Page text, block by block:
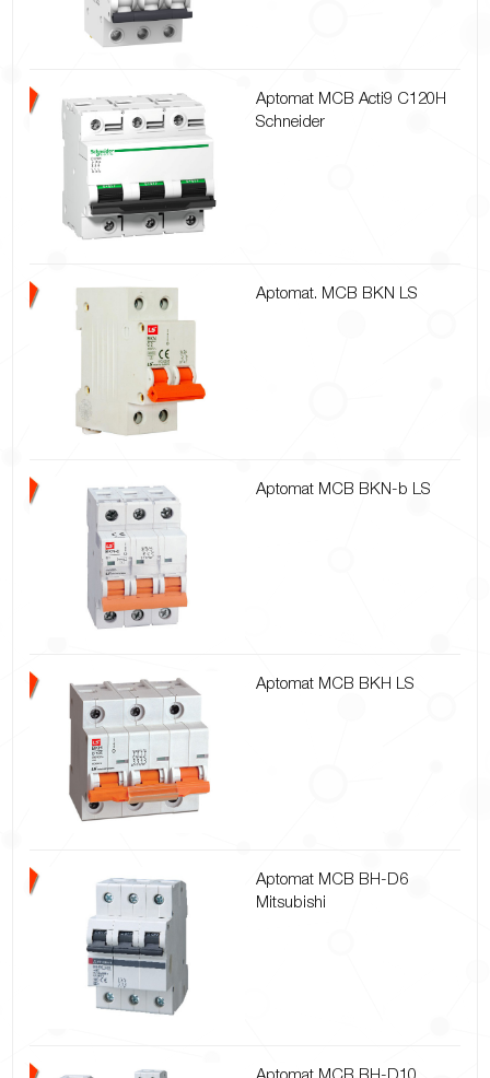
Aptomat MCB Acti9 C120H
Schneider
Aptomat. MCB BKN LS
Aptomat MCB BKN-b LS
Aptomat MCB BKH LS
Aptomat MCB BH-D6
Mitsubishi
Aptomat MCB BH-D10